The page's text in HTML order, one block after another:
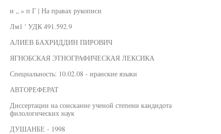
и „ » п Г | На правах рукописи
Лм1 ' УДК 491.592.9
АЛИЕВ БАХРИДДИН ПИРОВИЧ
ЯГНОБСКАЯ ЭТНОГРАФИЧЕСКАЯ ЛЕКСИКА
Специальность: 10.02.08 - иранские языки
АВТОРЕФЕРАТ
Диссертации на соискание ученой степени кандидота
филологических наук
ДУШАНБЕ - 1998